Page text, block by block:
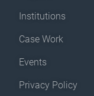
Institutions
Case Work
Events
Privacy Policy